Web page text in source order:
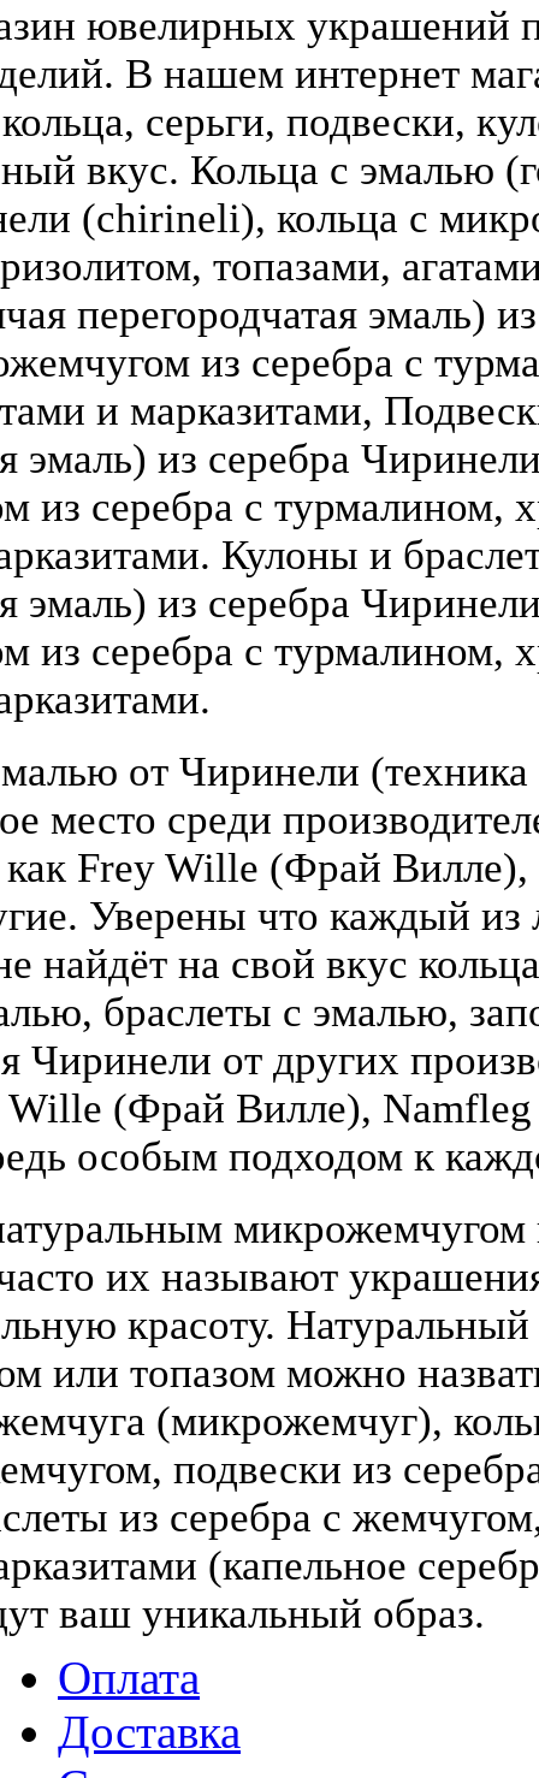
ювелирных украшений
В нашем интернет
серьги, подвески,
вкус. Кольца с эмалью
(chirineli), кольца с
топазами,
перегородчатая эмаль)
из серебра с
и марказитами,
эмаль) из серебра
из серебра с турмалином,
Кулоны и
эмаль) из серебра
из серебра с турмалином,
от Чиринели (техника
место среди
Frey Wille (Фрай
Уверены что каждый
найдёт на свой вкус
браслеты с эмалью,
Чиринели от других
Wille (Фрай Вилле),
особым подходом к
микрожемчугом
их называют
красоту.
или топазом можно
(микрожемчуг),
подвески из
из серебра с
(капельное
ваш уникальный образ.
Оплата
Доставка